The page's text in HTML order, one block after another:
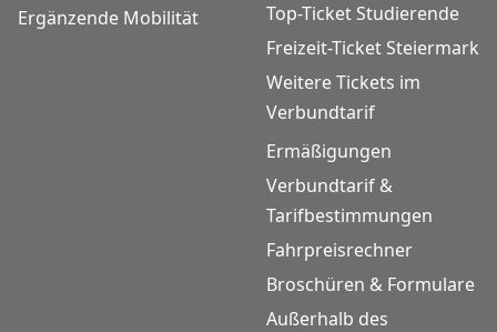
Ergänzende Mobilität
Top-Ticket Studierende
Freizeit-Ticket Steiermark
Weitere Tickets im
Verbundtarif
Ermäßigungen
Verbundtarif &
Tarifbestimmungen
Fahrpreisrechner
Broschüren & Formulare
Außerhalb des